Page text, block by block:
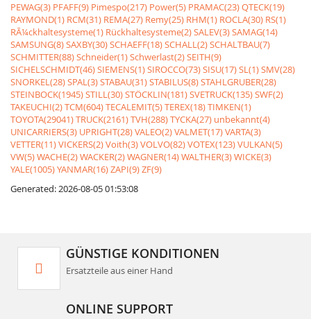
PEWAG(3) PFAFF(9) Pimespo(217) Power(5) PRAMAC(23)QTECK(19)
RAYMOND(1) RCM(31) REMA(27) Remy(25) RHM(1) ROCLA(30) RS(1)
RÃ¼ckhaltesysteme(1) Rückhaltesysteme(2)SALEV(3)SAMAG(14)
SAMSUNG(8)SAXBY(30)SCHAEFF(18)SCHALL(2)SCHALTBAU(7)
SCHMITTER(88)Schneider(1)Schwerlast(2)SEITH(9)
SICHELSCHMIDT(46)SIEMENS(1)SIROCCO(73)SISU(17)SL(1)SMV(28)
SNORKEL(28)SPAL(3)STABAU(31)STABILUS(8)STAHLGRUBER(28)
STEINBOCK(1945)STILL(30)STÖCKLIN(181)SVETRUCK(135)SWF(2)
TAKEUCHI(2)TCM(604)TECALEMIT(5)TEREX(18)TIMKEN(1)
TOYOTA(29041)TRUCK(2161)TVH(288)TYCKA(27) unbekannt(4)
UNICARRIERS(3) UPRIGHT(28)VALEO(2)VALMET(17)VARTA(3)
VETTER(11)VICKERS(2)Voith(3)VOLVO(82)VOTEX(123)VULKAN(5)
VW(5)WACHE(2)WACKER(2)WAGNER(14)WALTHER(3)WICKE(3)
YALE(1005)YANMAR(16)ZAPI(9)ZF(9)
Generated: 2026-08-05 01:53:08
GÜNSTIGE KONDITIONEN
Ersatzteile aus einer Hand
ONLINE SUPPORT